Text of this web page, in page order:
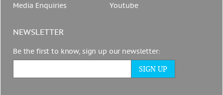
Media Enquiries
Youtube
NEWSLETTER
Be the first to know, sign up our newsletter: